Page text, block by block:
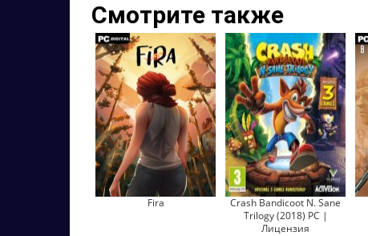
Смотрите также
Fira
Crash Bandicoot N. Sane
Trilogy (2018) PC |
Лицензия